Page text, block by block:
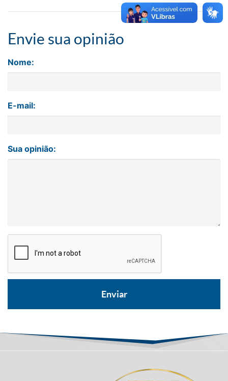
Envie sua opinião
Nome:
E-mail:
Sua opinião: